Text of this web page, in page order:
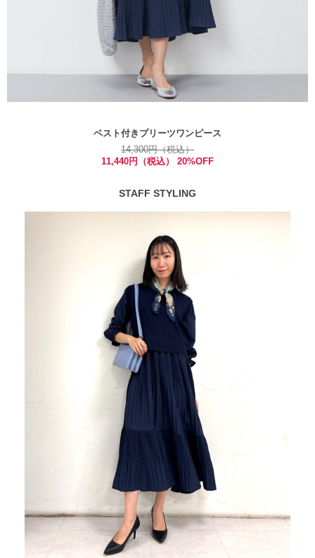
ベスト付きプリーツワンピース
14,300円（税込）
11,440円（税込） 20%OFF
STAFF STYLING